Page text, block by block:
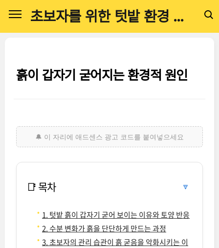
초보자를 위한 텃밭 환경 관리 전문 가이드
흙이 갑자기 굳어지는 환경적 원인
📑 목차 🔽
1. 텃밭 흙이 갑자기 굳어 보이는 이유와 토양 반응
2. 수분 변화가 흙을 단단하게 만드는 과정
3. 초보자의 관리 습관이 흙 굳음을 악화시키는 이